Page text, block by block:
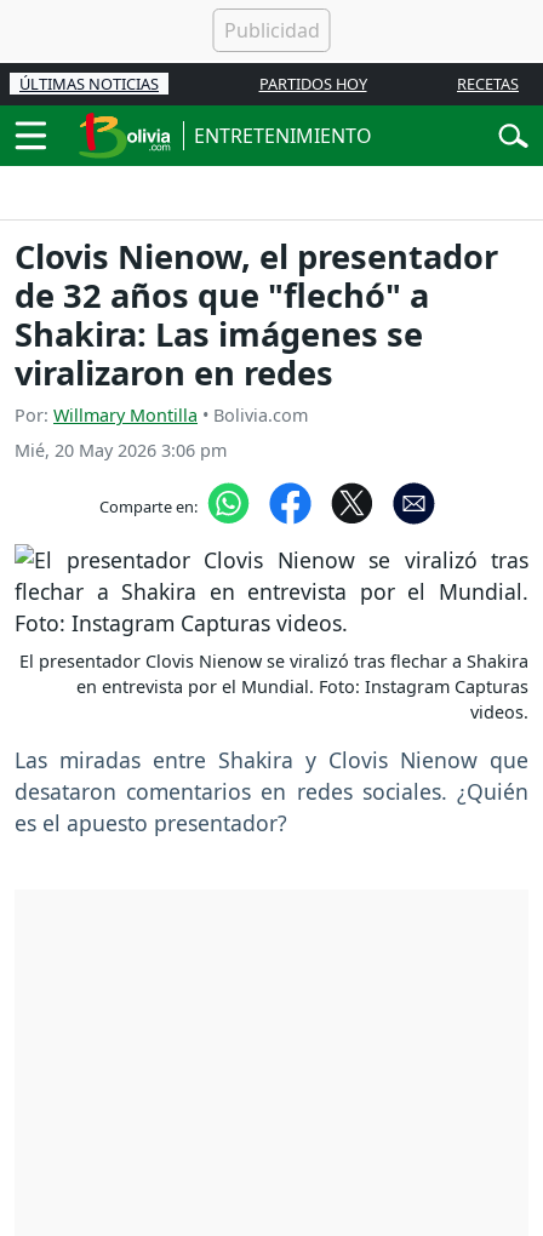
ÚLTIMAS NOTICIAS PARTIDOS HOY RECETAS
ENTRETENIMIENTO
Clovis Nienow, el presentador
de 32 años que "flechó" a
Shakira: Las imágenes se
viralizaron en redes
Por: Willmary Montilla • Bolivia.com
Mié, 20 May 2026 3:06 pm
Comparte en:
El presentador Clovis Nienow se viralizó tras flechar a Shakira
en entrevista por el Mundial. Foto: Instagram Capturas
videos.
Las miradas entre Shakira y Clovis Nienow que
desataron comentarios en redes sociales. ¿Quién
es el apuesto presentador?